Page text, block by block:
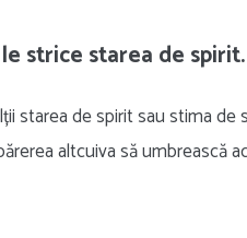
strice starea de spirit.
starea de spirit sau stima
altcuiva să umbrească